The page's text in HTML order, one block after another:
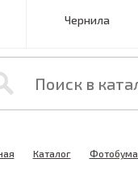
Чернила
Каталог